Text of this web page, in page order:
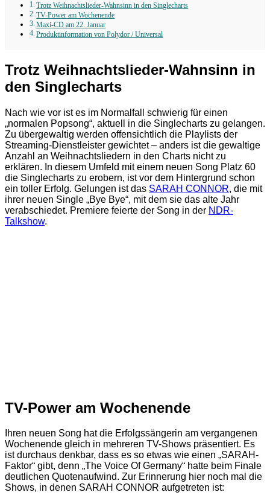
Trotz Weihnachtslieder-Wahnsinn in den Singlecharts
TV-Power am Wochenende
Maxi-CD am 22. Januar
Produktinformation von Polydor / Universal
Trotz Weihnachtslieder-Wahnsinn in
den Singlecharts
Nach wie vor ist es im Normalfall schwierig für einen
„normalen Popsong“, aktuell in die Singlecharts zu gelangen.
Zu übergewaltig werden offensichtlich die Playlists der
Streaming-Dienstleister gewichtet – anders ist die gewaltige
Anzahl an Weihnachtsliedern in den Charts nicht zu
erklären. In diesem Umfeld mit einem neuen Song Platz 60
die Singlecharts zu erobern, ist vor dem Hintergrund schon
ein toller Erfolg. Gelungen ist das SARAH CONNOR, die mit
ihrer neuen Single „Bye Bye“, mit dem sie das alte Jahr
verabschiedet. Premiere feierte der Song in der NDR-
Talkshow.
TV-Power am Wochenende
Ihren neuen Song hat die Erfolgssängerin am vergangenen
Wochenende gleich in mehreren TV-Shows präsentiert. Es
ist durchaus denkbar, dass es so etwas wie einen „SARAH-
Faktor“ gibt, denn „The Voice Of Germany“ hatte beim Finale
deutlichen Quotenaufwind. Zur Erinnerung hier noch mal die
Shows, in denen SARAH CONNOR aufgetreten ist: